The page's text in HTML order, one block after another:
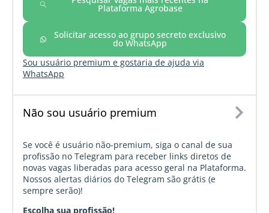
Plataforma Agrobase
Solicitar acesso ao grupo secreto exclusivo
do WhatsApp
Sou usuário premium e gostaria de ajuda via
WhatsApp
Não sou usuário premium
Se você é usuário não-premium, siga o canal de sua
profissão no Telegram para receber links diretos de
novas vagas liberadas para acesso geral na Plataforma.
Nossos alertas diários do Telegram são grátis (e
sempre serão)!
Escolha sua profissão!